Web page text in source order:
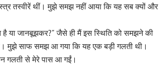
तस्वीरें थीं। मुझे समझ नहीं आया कि यह सब क्यों और
या जानबूझकर?” जैसे ही मैं इस स्थिति को समझने की
मुझे साफ समझ आ गया कि यह एक बड़ी गलती थी।
गलती से मेरे पास आ गईं।